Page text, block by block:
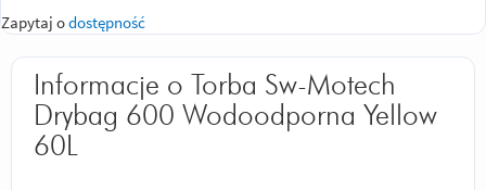
Zapytaj odostępność
Informacje o Torba Sw-Motech
Drybag 600 Wodoodporna Yellow
60L